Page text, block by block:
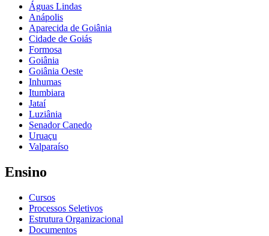
Águas Lindas
Anápolis
Aparecida de Goiânia
Cidade de Goiás
Formosa
Goiânia
Goiânia Oeste
Inhumas
Itumbiara
Jataí
Luziânia
Senador Canedo
Uruaçu
Valparaíso
Ensino
Cursos
Processos Seletivos
Estrutura Organizacional
Documentos